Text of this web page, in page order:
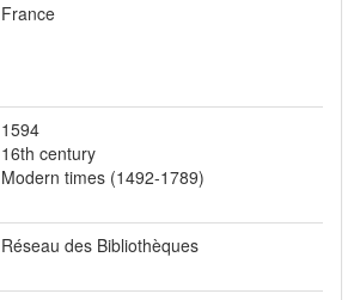
France
1594
16th century
Modern times (1492-1789)
Réseau des Bibliothèques